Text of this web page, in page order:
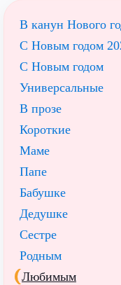
В канун Нового
С Новым годом
С Новым годом
Универсальные
В прозе
Короткие
Маме
Папе
Бабушке
Дедушке
Сестре
Родным
Любимым